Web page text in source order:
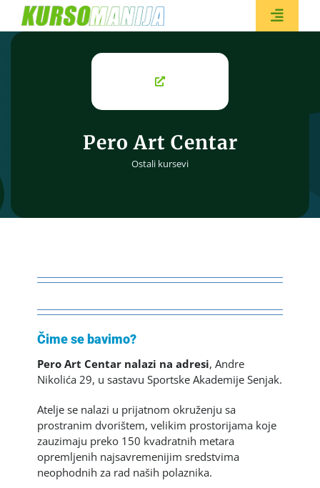
content
Toggle
Pero Art Centar
Ostali kursevi
Čime se bavimo?
Pero Art Centar nalazi na adresi, Andre
Nikolića 29, u sastavu Sportske Akademije Senjak.
Atelje se nalazi u prijatnom okruženju sa
prostranim dvorištem, velikim prostorijama koje
zauzimaju preko 150 kvadratnih metara
opremljenih najsavremenijim sredstvima
neophodnih za rad naših polaznika.